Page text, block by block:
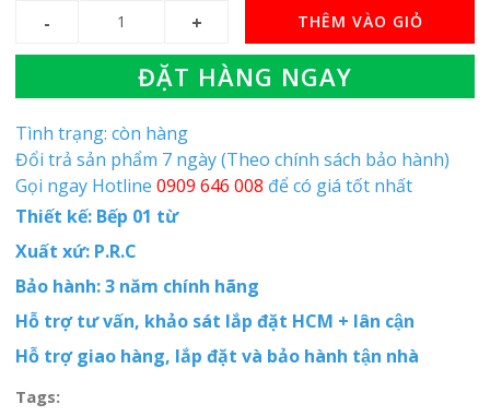
THÊM VÀO GIỎ
ĐẶT HÀNG NGAY
Tình trạng: còn hàng
Đổi trả sản phẩm 7 ngày (Theo chính sách bảo hành)
Gọi ngay Hotline 0909 646 008 để có giá tốt nhất
Thiết kế: Bếp 01 từ
Xuất xứ: P.R.C
Bảo hành: 3 năm chính hãng
Hỗ trợ tư vấn, khảo sát lắp đặt HCM + lân cận
Hỗ trợ giao hàng, lắp đặt và bảo hành tận nhà
Tags: